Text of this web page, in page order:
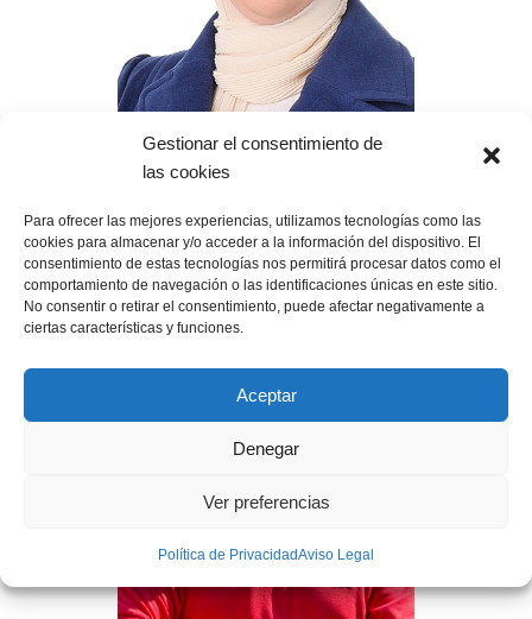
Gestionar el consentimiento de
las cookies
Para ofrecer las mejores experiencias, utilizamos tecnologías como las
cookies para almacenar y/o acceder a la información del dispositivo. El
consentimiento de estas tecnologías nos permitirá procesar datos como el
comportamiento de navegación o las identificaciones únicas en este sitio.
No consentir o retirar el consentimiento, puede afectar negativamente a
ciertas características y funciones.
Aceptar
Denegar
Ver preferencias
Política de PrivacidadAviso Legal
Dra. Wafa AbuElKheir Mataria
Investigadora Principal del Instituto de Salud Global y
Ecología Humana de Universidad Americana de El Cairo